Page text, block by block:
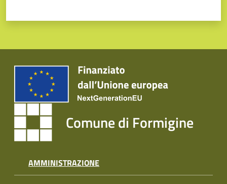
Comune di Formigine
AMMINISTRAZIONE